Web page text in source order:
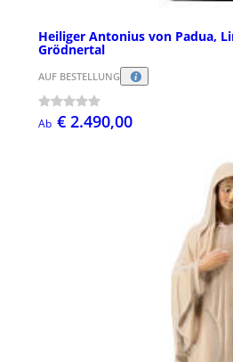
Heiliger Antonius von Padua,
Grödnertal
AUF BESTELLUNG
Ab € 2.490,00